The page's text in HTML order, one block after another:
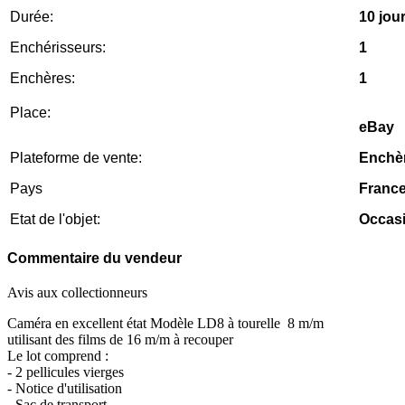
Durée:
10
Enchérisseurs:
1
Enchères:
1
Place:
eBay
Plateforme de vente:
Pays
Etat de l'objet:
Commentaire du vendeur
Avis aux collectionneurs
Caméra en excellent état Modèle LD8 à tourelle 8 m/m
utilisant des films de 16 m/m à recouper
Le lot comprend :
- 2 pellicules vierges
- Notice d'utilisation